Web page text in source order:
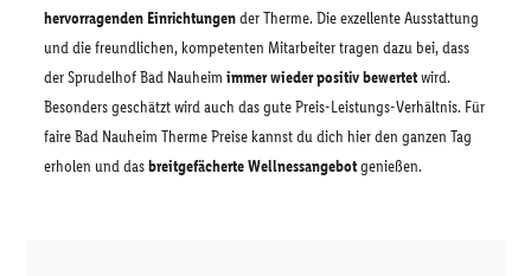
hervorragenden Einrichtungender Therme. Die exzellente Ausstattung
und die freundlichen, kompetenten Mitarbeiter tragen dazu bei, dass
der Sprudelhof Bad Nauheim immer wieder positiv bewertetwird.
Besonders geschätzt wird auch das gute Preis-Leistungs-Verhältnis. Für
faire Bad Nauheim Therme Preise kannst du dich hier den ganzen Tag
erholen und dasbreitgefächerte Wellnessangebotgenießen.